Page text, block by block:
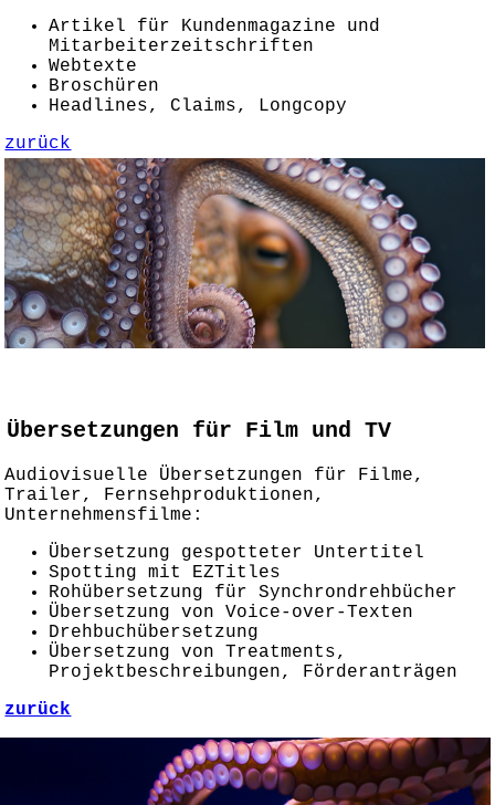
Artikel für Kundenmagazine und
Mitarbeiterzeitschriften
Webtexte
Broschüren
Headlines, Claims, Longcopy
zurück
Übersetzungen für Film und TV
Audiovisuelle Übersetzungen für Filme,
Trailer, Fernsehproduktionen,
Unternehmensfilme:
Übersetzung gespotteter Untertitel
Spotting mit EZTitles
Rohübersetzung für Synchrondrehbücher
Übersetzung von Voice-over-Texten
Drehbuchübersetzung
Übersetzung von Treatments,
Projektbeschreibungen, Förderanträgen
zurück